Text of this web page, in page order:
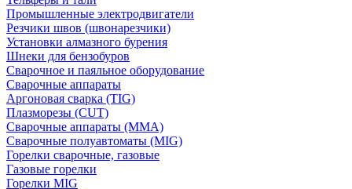
Промышленные электродвигатели
Резчики швов (швонарезчики)
Установки алмазного бурения
Шнеки для бензобуров
Сварочное и паяльное оборудование
Сварочные аппараты
Аргоновая сварка (TIG)
Плазморезы (CUT)
Сварочные аппараты (MMA)
Сварочные полуавтоматы (MIG)
Горелки сварочные, газовые
Газовые горелки
Горелки MIG